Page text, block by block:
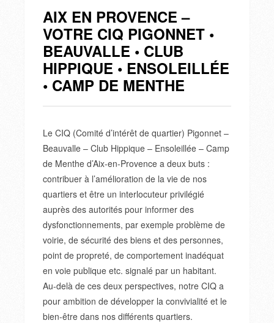
AIX EN PROVENCE –
VOTRE CIQ PIGONNET •
BEAUVALLE • CLUB
HIPPIQUE • ENSOLEILLÉE
• CAMP DE MENTHE
Le CIQ (Comité d’intérêt de quartier) Pigonnet –
Beauvalle – Club Hippique – Ensoleillée – Camp
de Menthe d’Aix-en-Provence a deux buts :
contribuer à l’amélioration de la vie de nos
quartiers et être un interlocuteur privilégié
auprès des autorités pour informer des
dysfonctionnements, par exemple problème de
voirie, de sécurité des biens et des personnes,
point de propreté, de comportement inadéquat
en voie publique etc. signalé par un habitant.
Au-delà de ces deux perspectives, notre CIQ a
pour ambition de développer la convivialité et le
bien-être dans nos différents quartiers.